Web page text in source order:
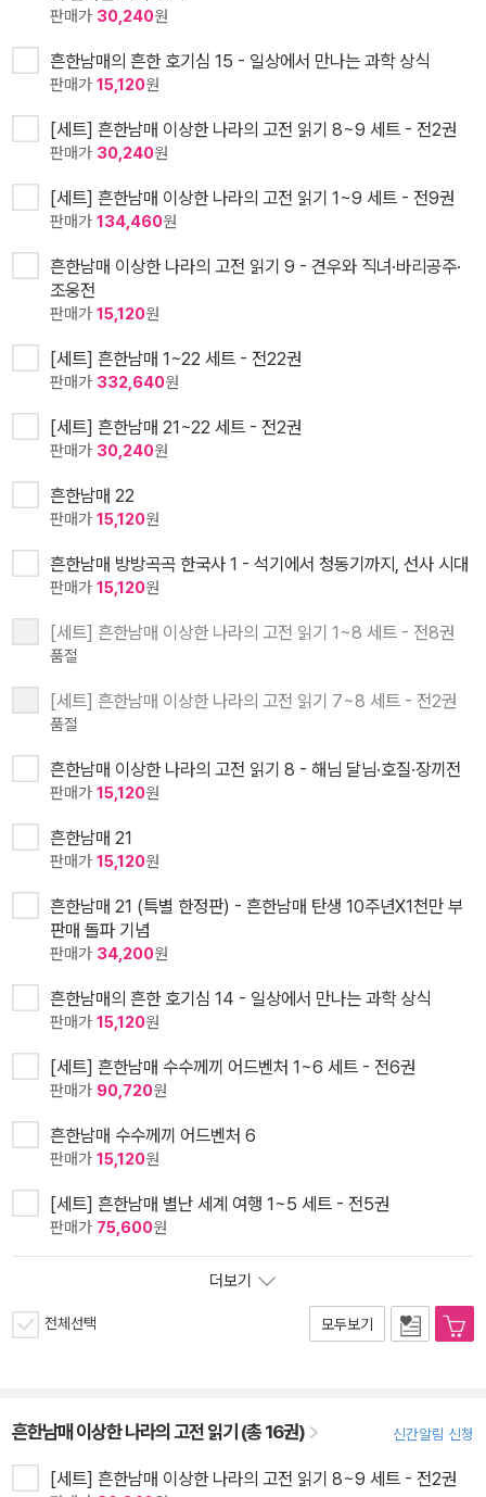
판매가 30,240원
흔한남매의 흔한 호기심 15 - 일상에서 만나는 과학 상식
판매가 15,120원
[세트] 흔한남매 이상한 나라의 고전 읽기 8~9 세트 - 전2권
판매가 30,240원
[세트] 흔한남매 이상한 나라의 고전 읽기 1~9 세트 - 전9권
판매가 134,460원
흔한남매 이상한 나라의 고전 읽기 9 - 견우와 직녀·바리공주·
조웅전
판매가 15,120원
[세트] 흔한남매 1~22 세트 - 전22권
판매가 332,640원
[세트] 흔한남매 21~22 세트 - 전2권
판매가 30,240원
흔한남매 22
판매가 15,120원
흔한남매 방방곡곡 한국사 1 - 석기에서 청동기까지, 선사 시대
판매가 15,120원
[세트] 흔한남매 이상한 나라의 고전 읽기 1~8 세트 - 전8권
품절
[세트] 흔한남매 이상한 나라의 고전 읽기 7~8 세트 - 전2권
품절
흔한남매 이상한 나라의 고전 읽기 8 - 해님 달님·호질·장끼전
판매가 15,120원
흔한남매 21
판매가 15,120원
흔한남매 21 (특별 한정판) - 흔한남매 탄생 10주년X1천만 부
판매 돌파 기념
판매가 34,200원
흔한남매의 흔한 호기심 14 - 일상에서 만나는 과학 상식
판매가 15,120원
[세트] 흔한남매 수수께끼 어드벤처 1~6 세트 - 전6권
판매가 90,720원
흔한남매 수수께끼 어드벤처 6
판매가 15,120원
[세트] 흔한남매 별난 세계 여행 1~5 세트 - 전5권
판매가 75,600원
더보기
전체선택 모두보기
흔한남매 이상한 나라의 고전 읽기 (총 16권) 신간알림 신청
[세트] 흔한남매 이상한 나라의 고전 읽기 8~9 세트 - 전2권